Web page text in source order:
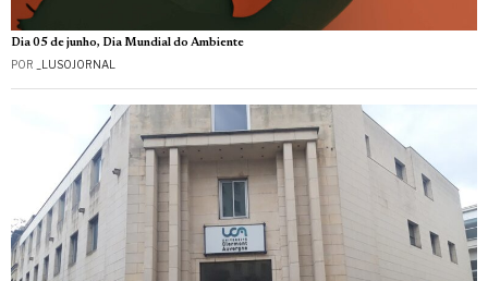
Dia 05 de junho, Dia Mundial do Ambiente
POR _LUSOJORNAL